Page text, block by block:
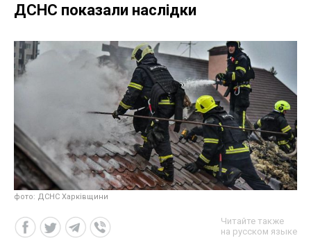
ДСНС показали наслідки
фото: ДСНС Харківщини
Читайте также
на русском языке